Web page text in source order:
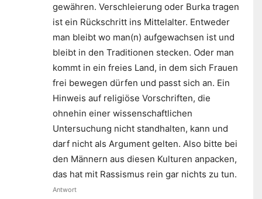
gewähren. Verschleierung oder Burka tragen
ist ein Rückschritt ins Mittelalter. Entweder
man bleibt wo man(n) aufgewachsen ist und
bleibt in den Traditionen stecken. Oder man
kommt in ein freies Land, in dem sich Frauen
frei bewegen dürfen und passt sich an. Ein
Hinweis auf religiöse Vorschriften, die
ohnehin einer wissenschaftlichen
Untersuchung nicht standhalten, kann und
darf nicht als Argument gelten. Also bitte bei
den Männern aus diesen Kulturen anpacken,
das hat mit Rassismus rein gar nichts zu tun.
Antwort